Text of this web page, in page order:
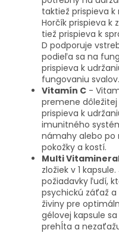
taktiež prispieva k
Horčík prispieva k
tiež prispieva k
D podporuje
podieľa sa na
prispieva k
fungovaniu svalov.
Vitamín C -
premene
prispieva k
imunitného
námahy alebo po
pokožky a kostí.
Multi
zložiek v 1
požiadavky ľudí,
psychickú záťaž
živiny pre
gélovej kapsule
prehĺta a